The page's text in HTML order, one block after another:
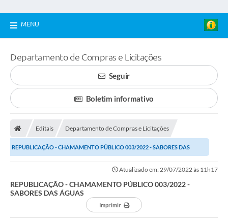
MENU
Departamento de Compras e Licitações
Seguir
Boletim informativo
Editais Departamento de Compras e Licitações
REPUBLICAÇÃO - CHAMAMENTO PÚBLICO 003/2022 - SABORES DAS
Atualizado em: 29/07/2022 às 11h17
REPUBLICAÇÃO - CHAMAMENTO PÚBLICO 003/2022 -
SABORES DAS ÁGUAS
Imprimir